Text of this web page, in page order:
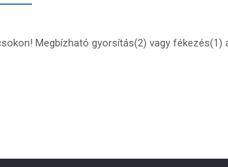
Megbízható gyorsítás(2) vagy fékezés(1)